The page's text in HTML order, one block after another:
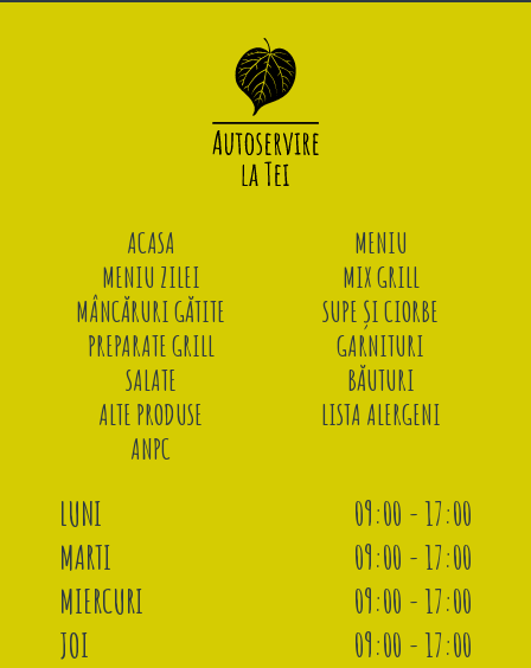
ACASA
MENIU
MENIU ZILEI
MIX GRILL
MÂNCĂRURI GĂTITE
SUPE ȘI CIORBE
PREPARATE GRILL
GARNITURI
SALATE
BĂUTURI
ALTE PRODUSE
LISTA ALERGENI
ANPC
LUNI
09:00 - 17:00
MARTI
09:00 - 17:00
MIERCURI
09:00 - 17:00
JOI
09:00 - 17:00